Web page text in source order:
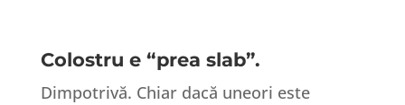
Colostru e “prea slab”.
Dimpotrivă. Chiar dacă uneori este